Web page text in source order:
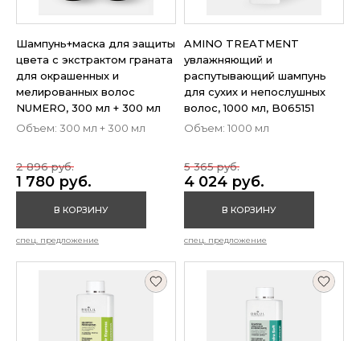
Шампунь+маска для защиты
цвета с экстрактом граната
для окрашенных и
мелированных волос
NUMERO, 300 мл + 300 мл
Объем: 300 мл + 300 мл
1 780 руб.
2 896 руб.
В КОРЗИНУ
спец. предложение
AMINO TREATMENT
увлажняющий и
распутывающий шампунь
для сухих и непослушных
волос, 1000 мл, B065151
Объем: 1000 мл
4 024 руб.
5 365 руб.
В КОРЗИНУ
спец. предложение